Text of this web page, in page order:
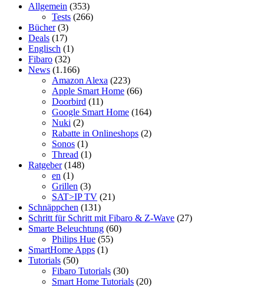
Allgemein (353)
Tests (266)
Bücher(3)
Deals (17)
Englisch (1)
Fibaro (32)
News (1.166)
Amazon Alexa (223)
Apple Smart Home (66)
Doorbird (11)
Google Smart Home (164)
Nuki (2)
Rabatte in Onlineshops (2)
Sonos (1)
Thread (1)
Ratgeber(148)
en (1)
Grillen (3)
SAT>IP TV (21)
Schnäppchen (131)
Schritt für Schritt mit Fibaro & Z-Wave (27)
Smarte Beleuchtung (60)
Philips Hue (55)
SmartHome Apps (1)
Tutorials (50)
Fibaro Tutorials (30)
Smart Home Tutorials (20)